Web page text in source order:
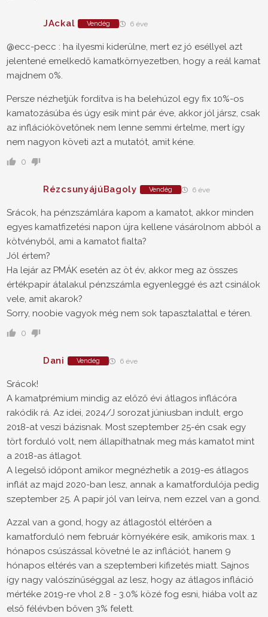
JAckal Vendég 6 éve
@ecc-pecc : ha ilyesmi kiderülne, mert ez jó eséllyel azt
jelentené emelkedő kamatkörnyezetben, hogy a reál kamat
majdnem 0%.
Persze nézhetjük fordítva is ha belehúzol egy fix 10%-os
kamatozásúba és úgy esik mint pár éve, akkor jól jársz, csak
az inflációkövetőnek nem lenne semmi értelme, mert így
nem nagyon követi azt a mutatót, amit kéne.
0
RézcsunyájúBagoly Vendég 6 éve
Srácok, ha pénzszámlára kapom a kamatot, akkor minden
egyes kamatfizetési napon újra kellene vásárolnom abból a
kötvényből, ami a kamatot fialta?
Jól értem?
Ha lejár az PMÁK esetén az öt év, akkor meg az összes
értékpapír átalakul pénzszámla egyenleggé és azt csinálok
vele, amit akarok?
Sorry, noobie vagyok még nem sok tapasztalattal e téren.
0
Dani Vendég 6 éve
Srácok!
A kamatprémium mindig az előző évi átlagos inflácóra
rakódik rá. Az idei, 2024/J sorozat júniusban indult, ergo
2018-at veszi bázisnak. Most szeptember 25-én csak egy
tört forduló volt, nem állapíthatnak meg más kamatot mint
a 2018-as átlagot.
A legelső időpont amikor megnézhetik a 2019-es átlagos
inflát az majd 2020-ban lesz, annak a kamatfordulója pedig
szeptember 25. A papír jól van leírva, nem ezzel van a gond.
Azzal van a gond, hogy az átlagostól eltérően a
kamatforduló nem február környékére esik, amikoris max. 1
hónapos csúszással követné le az inflációt, hanem 9
hónapos eltérés van a szeptemberi kifizetés miatt. Sajnos
így nagy valószínűséggal az lesz, hogy az átlagos infláció
mértéke 2019-re vhol 2.8 - 3.0% közé fog esni, hiába volt az
első félévben bőven 3% felett.